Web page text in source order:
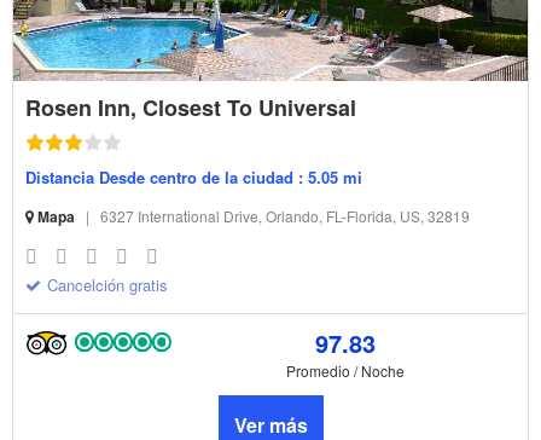
Rosen Inn, Closest To Universal
Distancia Desde centro de la ciudad : 5.05 mi
Mapa | 6327 International Drive, Orlando, FL-Florida, US, 32819
Cancelción gratis
97.83
Promedio / Noche
Ver más